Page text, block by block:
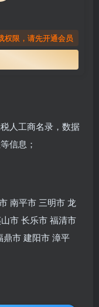
权限，请先开通会员
人工商名录，数据
信息；
南平市 三明市 龙
市 长乐市 福清市
市 建阳市 漳平